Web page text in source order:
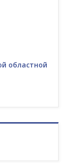
областной